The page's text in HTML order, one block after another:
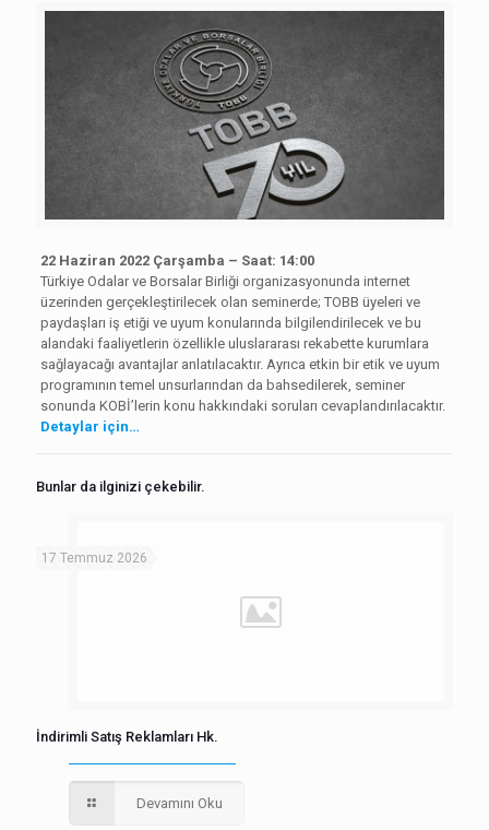
22 Haziran 2022 Çarşamba – Saat: 14:00
Türkiye Odalar ve Borsalar Birliği organizasyonunda internet
üzerinden gerçekleştirilecek olan seminerde; TOBB üyeleri ve
paydaşları iş etiği ve uyum konularında bilgilendirilecek ve bu
alandaki faaliyetlerin özellikle uluslararası rekabette kurumlara
sağlayacağı avantajlar anlatılacaktır. Ayrıca etkin bir etik ve uyum
programının temel unsurlarından da bahsedilerek, seminer
sonunda KOBİ’lerin konu hakkındaki soruları cevaplandırılacaktır.
Detaylar için…
Bunlar da ilginizi çekebilir.
17 Temmuz 2026
İndirimli Satış Reklamları Hk.
Devamını Oku